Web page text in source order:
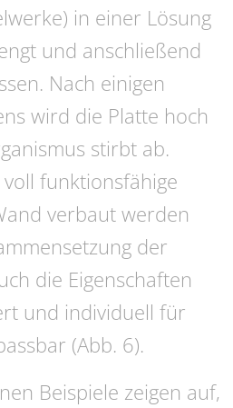
in einer Lösung
und anschließend
Nach einigen
wird die Platte hoch
stirbt ab.
funktionsfähige
verbaut werden
der
die Eigenschaften
und individuell für
(Abb. 6).
Beispiele zeigen auf,